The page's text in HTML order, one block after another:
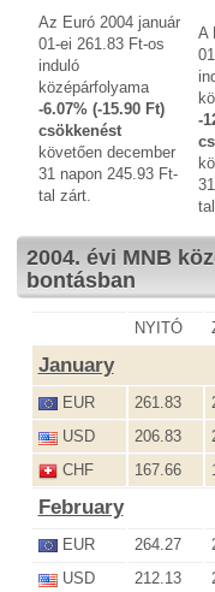
Az Euró 2004 január
01-ei 261.83 Ft-os
induló
középárfolyama
-6.07% (-15.90 Ft)
csökkenést
követően december
31 napon 245.93 Ft-
tal zárt.
A
-
2004. évi MNB
bontásban
NYITÓ
January
EUR 261.83
USD
206.83
CHF
167.66
February
EUR 264.27
USD
212.13